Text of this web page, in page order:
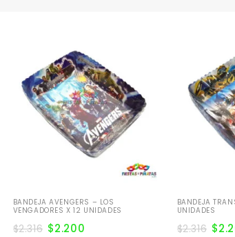
BANDEJA AVENGERS – LOS
VENGADORES X 12 UNIDADES
$2.316 $2.200
BANDEJA
UNIDADES
$2.316 $